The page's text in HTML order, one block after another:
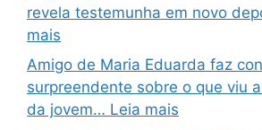
revela testemunha em novo
mais
Amigo de Maria Eduarda faz
surpreendente sobre o que viu
da jovem… Leia mais